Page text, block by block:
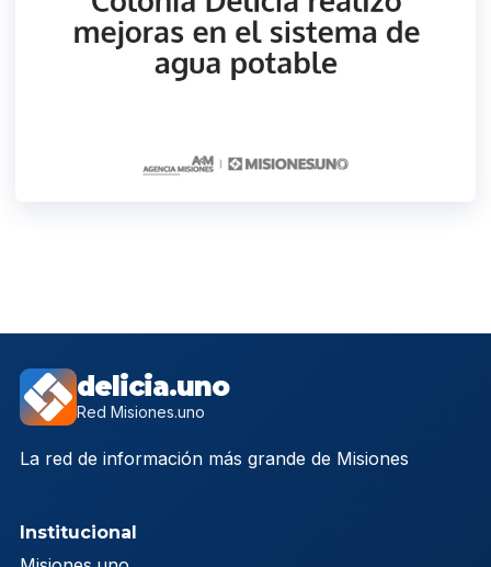
delicia.uno
Red Misiones.uno
La red de información más grande de Misiones
Institucional